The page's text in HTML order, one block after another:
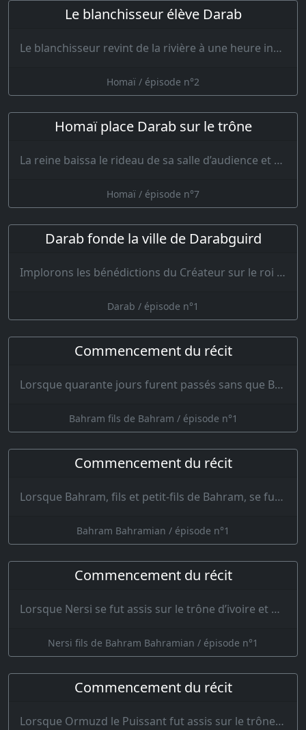
Le blanchisseur élève Darab
Le blanchisseur revint de la rivière à une heure indue ; alors sa femme lui dit : Voilà une…
Homaï / épisode n°2
Homaï place Darab sur le trône
La reine baissa le rideau de sa salle d’audience et pendant une semaine personne n’y fut…
Homaï / épisode n°7
Darab fonde la ville de Darabguird
Implorons les bénédictions du Créateur sur le roi de la terre, Aboul-Kasim, le roi a…
Darab / épisode n°1
Commencement du récit
Lorsque quarante jours furent passés sans que Bahram, portant le deuil de son père Bahram, eût mi…
Bahram fils de Bahram / épisode n°1
Commencement du récit
Lorsque Bahram, fils et petit-fils de Bahram, se fut assis sur le trône et se fut armé de justice…
Bahram Bahramian / épisode n°1
Commencement du récit
Lorsque Nersi se fut assis sur le trône d’ivoire et qu’il eut placé sur sa tête la glorieuse cour…
Nersi fils de Bahram Bahramian / épisode n°1
Commencement du récit
Lorsque Ormuzd le Puissant fut assis sur le trône, la griffe du loup s’abstint de sa proie ; il r…